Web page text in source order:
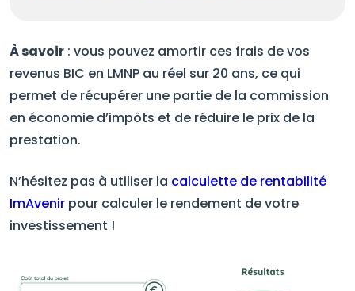
À savoir : vous pouvez amortir ces frais de vos
revenus BIC en LMNP au réel sur 20 ans, ce qui
permet de récupérer une partie de la commission
en économie d’impôts et de réduire le prix de la
prestation.
N’hésitez pas à utiliser la calculette de rentabilité
ImAvenir pour calculer le rendement de votre
investissement !